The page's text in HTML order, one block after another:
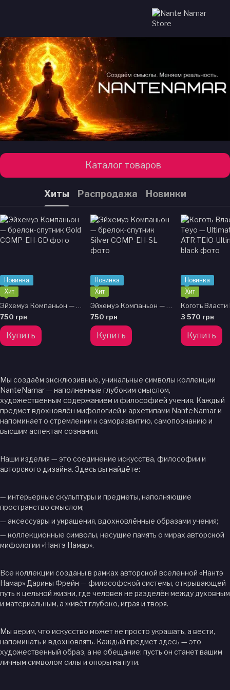
Каталог товаров
Хиты Распродажа Новинки
Новинка
Хит
Эйхемуэ Компаньон — брелок-спутник Gold
750 грн
Купить
Новинка
Хит
Эйхемуэ Компаньон — брелок-спутник Silver
750 грн
Купить
Новинка
Хит
3 570 грн
Купить
Мы создаём эксклюзивные, уникальные символы коллекции
NanteNamar — наполненные глубоким смыслом,
художественным содержанием и философией учения. Каждый
предмет вдохновлён мифологией и архетипами NanteNamar и
напоминает о стремлении к саморазвитию, самопознанию и
высшим аспектам сознания.
Наши изделия — это соединение искусства, философии и
авторского дизайна. Здесь вы найдёте:
— интерьерные скульптуры и предметы, наполняющие
пространство смыслом;
— аксессуары и украшения, вдохновлённые образами учения;
— коллекционные символы, несущие память о мирах авторской
мифологии «Нантэ Намар».
Все коллекции созданы в рамках авторской вселенной «Нантэ
Намар» Дарины Фрейн — философской системы, открывающей
путь к цельной жизни, где человек не разделён между духовным
и материальным, а живёт глубоко, играя и творя.
Мы верим, что искусство может не просто украшать, а вести,
напоминать и вдохновлять. Каждый предмет здесь — это
художественный образ, а не обещание: пусть он станет вашим
личным символом силы и опоры на пути.